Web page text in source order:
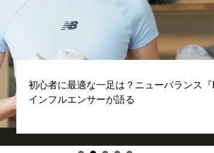
初心者に最適な一足は？ニューバランス
インフルエンサーが語る